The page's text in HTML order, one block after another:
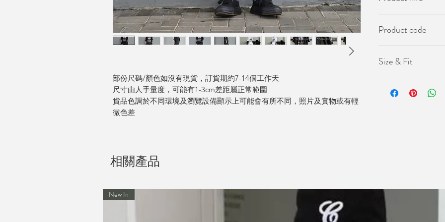
部份尺碼/顏色如沒有現貨，訂貨期約7-14個工作天
尺寸由人手量度，可能有1-3cm差距屬正常範圍
貨品色調於不同環境及瀏覽設備顯示上可能會有所不同，照片及實物或有輕
微色差
- 小寬鬆版型
Product code
Size & Fit
Chest(胸圍) 140cm
相關產品
New In